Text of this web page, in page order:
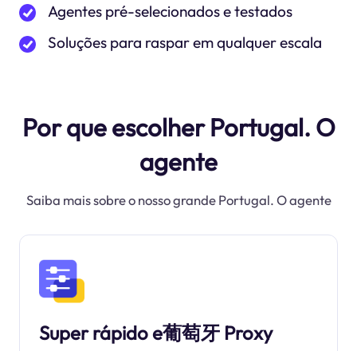
Agentes pré-selecionados e testados
Soluções para raspar em qualquer escala
Por que escolher Portugal. O
agente
Saiba mais sobre o nosso grande Portugal. O agente
Super rápido e葡萄牙 Proxy